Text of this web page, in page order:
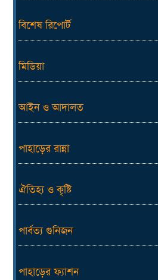
বিশেষ রিপোর্ট
মিডিয়া
আইন ও আদালত
পাহাড়ের রান্না
ঐতিহ্য ও কৃষ্টি
পার্বত্য গুনিজন
পাহাড়ের ফ্যাশন